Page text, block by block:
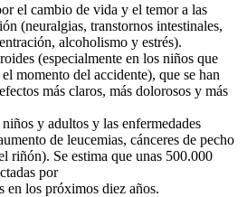
el cambio de vida y el temor a las
(neuralgias, transtornos intestinales,
alcoholismo y estrés).
(especialmente en los niños que
momento del accidente), que se han
más claros, más dolorosos y más
y adultos y las enfermedades
de leucemias, cánceres de pecho
riñón). Se estima que unas 500.000
por
en los próximos diez años.